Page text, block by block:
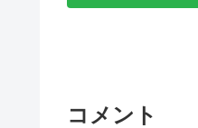
コメント